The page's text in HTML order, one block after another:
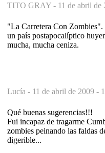
TITO GRAY - 11 de abril de
"La Carretera Con
un país postapocalíptico
mucha, mucha ceniza.
Lucía - 11 de abril de 2009 -
Qué buenas sugerencias!!!
Fui incapaz de tragarme
zombies peinando las faldas
digerible...